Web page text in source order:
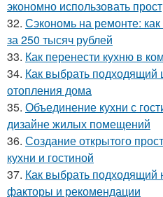
экономно использовать
32. Сэкономь на ремонте:
за 250 тысяч рублей
33. Как перенести кухню в
34. Как выбрать подходящий
отопления дома
35. Объединение кухни с
дизайне жилых помещений
36. Создание открытого
кухни и гостиной
37. Как выбрать подходящий
факторы и рекомендации